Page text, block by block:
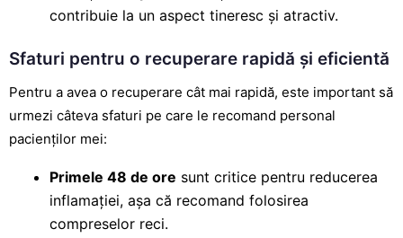
contribuie la un aspect tineresc și atractiv.
Sfaturi pentru o recuperare rapidă și eficientă
Pentru a avea o recuperare cât mai rapidă, este important să
urmezi câteva sfaturi pe care le recomand personal
pacienților mei:
Primele 48 de ore sunt critice pentru reducerea
inflamației, așa că recomand folosirea
compreselor reci.